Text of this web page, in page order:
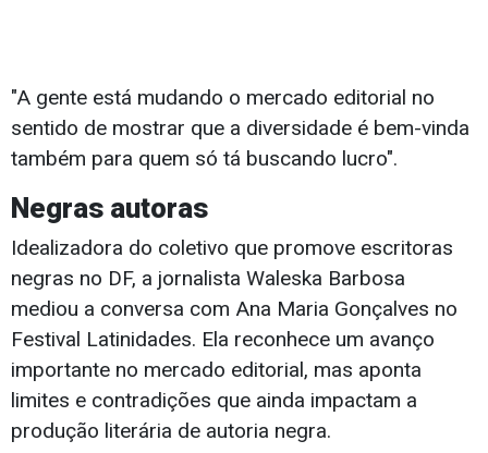
"A gente está mudando o mercado editorial no
sentido de mostrar que a diversidade é bem-vinda
também para quem só tá buscando lucro".
Negras autoras
Idealizadora do coletivo que promove escritoras
negras no DF, a jornalista Waleska Barbosa
mediou a conversa com Ana Maria Gonçalves no
Festival Latinidades. Ela reconhece um avanço
importante no mercado editorial, mas aponta
limites e contradições que ainda impactam a
produção literária de autoria negra.